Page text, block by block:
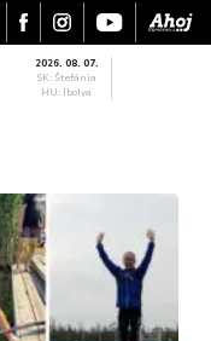
2026. 08. 07.
SK: Štefánia
HU: Ibolya